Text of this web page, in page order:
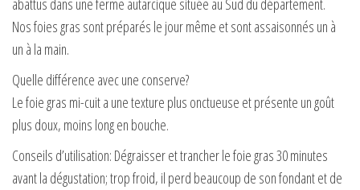
abattus dans une ferme autarcique située au Sud du département.
Nos foies gras sont préparés le jour même et sont assaisonnés un à
un à la main.
Quelle différence avec une conserve?
Le foie gras mi-cuit a une texture plus onctueuse et présente un goût
plus doux, moins long en bouche.
Conseils d’utilisation: Dégraisser et trancher le foie gras 30 minutes
avant la dégustation; trop froid, il perd beaucoup de son fondant et de